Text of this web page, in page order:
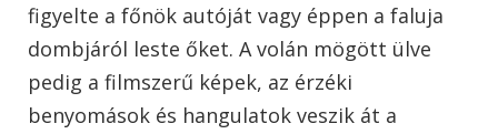
figyelte a főnök autóját vagy éppen a faluja
dombjáról leste őket. A volán mögött ülve
pedig a filmszerű képek, az érzéki
benyomások és hangulatok veszik át a